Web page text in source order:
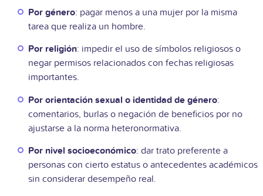
Por género: pagar menos a una mujer por la misma
tarea que realiza un hombre.
Por religión: impedir el uso de símbolos religiosos o
negar permisos relacionados con fechas religiosas
importantes.
Por orientación sexual o identidad de género:
comentarios, burlas o negación de beneficios por no
ajustarse a la norma heteronormativa.
Por nivel socioeconómico: dar trato preferente a
personas con cierto estatus o antecedentes académicos
sin considerar desempeño real.